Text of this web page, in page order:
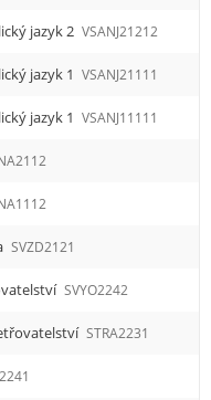
jazyk 2 VSANJ21212
jazyk 1 VSANJ21111
jazyk 1 VSANJ11111
SVZD2121
SVYO2242
STRA2231